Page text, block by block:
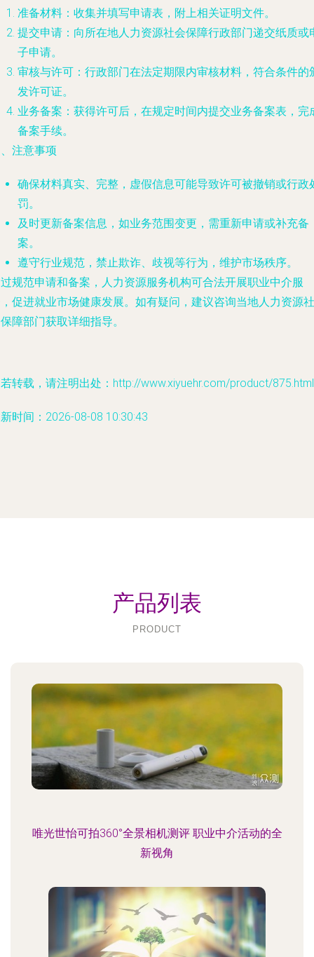
准备材料：收集并填写申请表，附上相关证明文件。
提交申请：向所在地人力资源社会保障行政部门递交纸质或
子申请。
审核与许可：行政部门在法定期限内审核材料，符合条件的
发许可证。
业务备案：获得许可后，在规定时间内提交业务备案表，完
备案手续。
注意事项
确保材料真实、完整，虚假信息可能导致许可被撤销或行政
罚。
及时更新备案信息，如业务范围变更，需重新申请或补充备
案。
遵守行业规范，禁止欺诈、歧视等行为，维护市场秩序。
规范申请和备案，人力资源服务机构可合法开展职业中介服
促进就业市场健康发展。如有疑问，建议咨询当地人力资源社
障部门获取详细指导。
转载，请注明出处：http://www.xiyuehr.com/product/875.html
时间：2026-08-08 10:30:43
产品列表
PRODUCT
唯光世怡可拍360°全景相机测评 职业中介活动的全
新视角